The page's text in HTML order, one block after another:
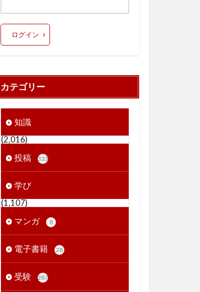
ログイン
カテゴリー
知識
(2,016)
投稿
333
学び
(1,107)
マンガ
8
電子書籍 28
受験 287